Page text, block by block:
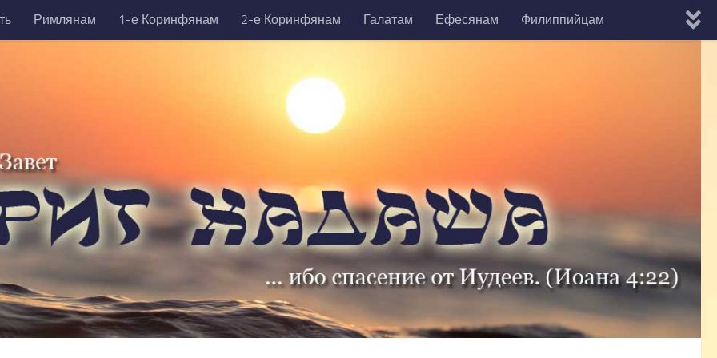
Римлянам 1-е Коринфянам 2-е Коринфянам Галатам Ефесянам Филиппийцам